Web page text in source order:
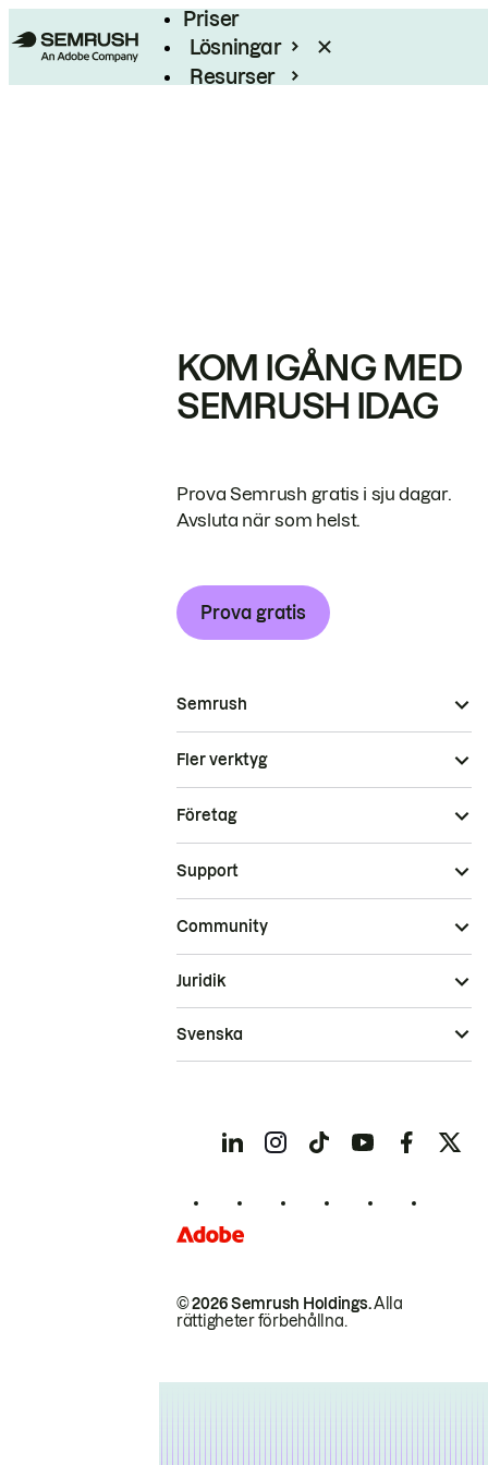
Priser
Lösningar
Resurser
KOM IGÅNG MED
SEMRUSH IDAG
Prova Semrush gratis i sju dagar.
Avsluta när som helst.
Prova gratis
Semrush
Fler verktyg
Företag
Support
Community
© 2026 Semrush Holdings.Alla
rättigheter förbehållna.
Juridik
Svenska